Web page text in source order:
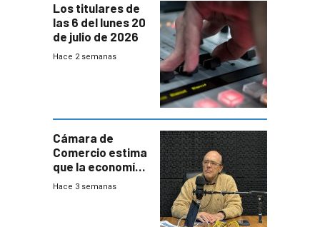
Los titulares de
las 6 del lunes 20
de julio de 2026
Hace 2 semanas
Cámara de
Comercio estima
que la economía
crecerá 1,6%
Hace 3 semanas